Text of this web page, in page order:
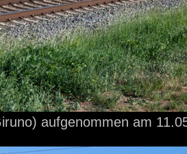
aufgenommen am